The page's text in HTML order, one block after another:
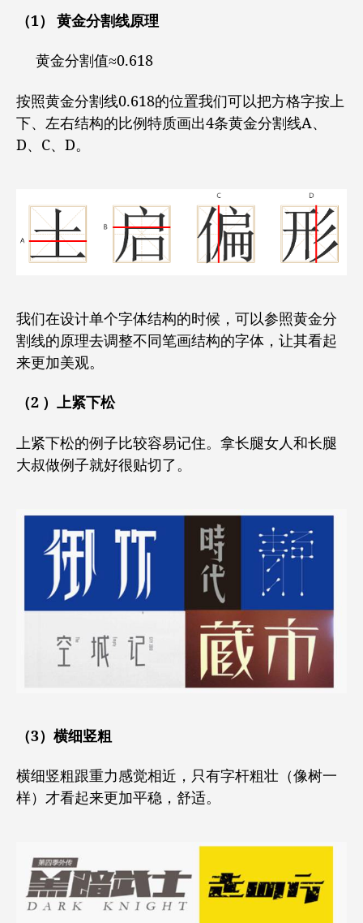
（1） 黄金分割线原理
黄金分割值≈0.618
按照黄金分割线0.618的位置我们可以把方格字按上
下、左右结构的比例特质画出4条黄金分割线A、
D、C、D。
我们在设计单个字体结构的时候，可以参照黄金分
割线的原理去调整不同笔画结构的字体，让其看起
来更加美观。
（2 ）上紧下松
上紧下松的例子比较容易记住。拿长腿女人和长腿
大叔做例子就好很贴切了。
（3）横细竖粗
横细竖粗跟重力感觉相近，只有字杆粗壮（像树一
样）才看起来更加平稳，舒适。